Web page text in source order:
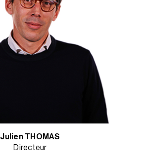
Julien THOMAS
Directeur